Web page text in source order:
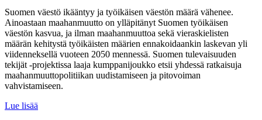
Suomen väestö ikääntyy ja työikäisen väestön määrä vähenee.
Ainoastaan maahanmuutto on ylläpitänyt Suomen työikäisen
väestön kasvua, ja ilman maahanmuuttoa sekä vieraskielisten
määrän kehitystä työikäisten määrien ennakoidaankin laskevan yli
viidenneksellä vuoteen 2050 mennessä. Suomen tulevaisuuden
tekijät -projektissa laaja kumppanijoukko etsii yhdessä ratkaisuja
maahanmuuttopolitiikan uudistamiseen ja pitovoiman
vahvistamiseen.
Lue lisää